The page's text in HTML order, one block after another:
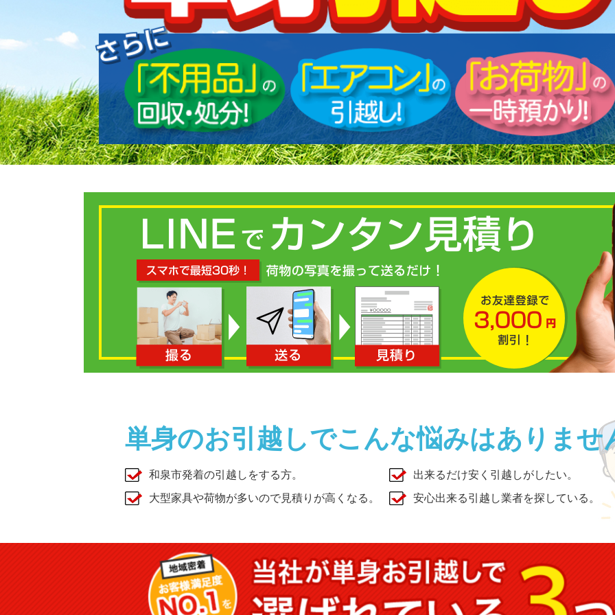
単身のお引越しでこんな悩みはありませ
和泉市発着の引越しをする方。
出来るだけ安く引越しがしたい。
大型家具や荷物が多いので見積りが高くなる。
安心出来る引越し業者を探している。